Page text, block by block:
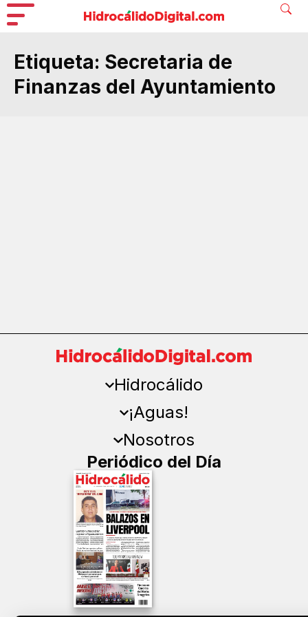
Etiqueta: Secretaria de
Finanzas del Ayuntamiento
Hidrocálido
¡Aguas!
Nosotros
Periódico del Día